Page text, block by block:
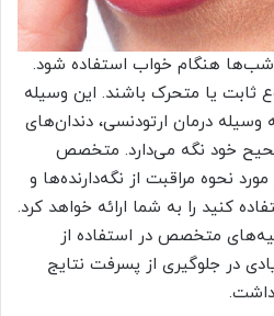
شب‌ها هنگام خواب استفاده شود.
ثابت یا متحرک باشند. این وسیله
درمان ارتودنسی، دندان‌های
خود نگه می‌دارد. متخصص
نحوه مراقبت از نگه‌دارنده‌ها و
کنید را به شما ارائه خواهد کرد.
متخصص در استفاده از
در جلوگیری از پسرفت نتایج
داشت.